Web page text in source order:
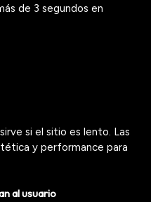
de 3 segundos en
si el sitio es lento. Las
y performance para
al usuario